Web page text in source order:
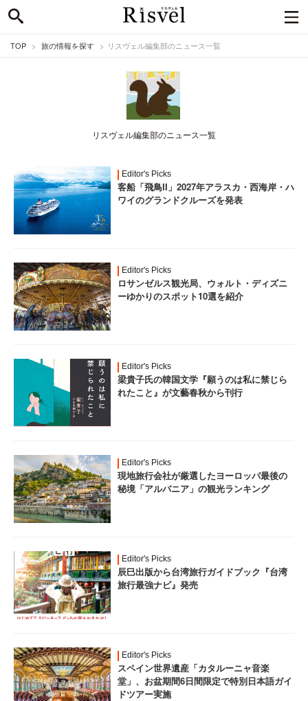
TOP 旅の情報を探す リスヴェル編集部のニュース一覧
リスヴェル編集部のニュース一覧
Editor's Picks
客船「飛鳥II」2027年アラスカ・西海岸・ハ
ワイのグランドクルーズを発表
Editor's Picks
ロサンゼルス観光局、ウォルト・ディズニ
ーゆかりのスポット10選を紹介
Editor's Picks
梁貴子氏の韓国文学『願うのは私に禁じら
れたこと』が文藝春秋から刊行
Editor's Picks
現地旅行会社が厳選したヨーロッパ最後の
秘境「アルバニア」の観光ランキング
Editor's Picks
辰巳出版から台湾旅行ガイドブック『台湾
旅行最強ナビ』発売
Editor's Picks
スペイン世界遺産「カタルーニャ音楽
堂」、お盆期間6日間限定で特別日本語ガイ
ドツアー実施